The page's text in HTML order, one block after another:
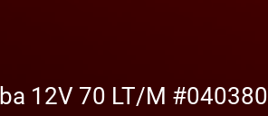
12V 70 LT/M #040380